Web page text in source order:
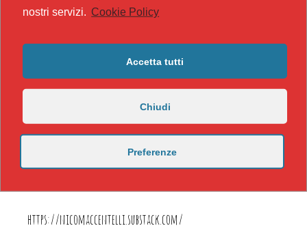
https://nicomaccentelli.substack.com/
nostri servizi. Cookie Policy
Accetta tutti
Chiudi
Preferenze